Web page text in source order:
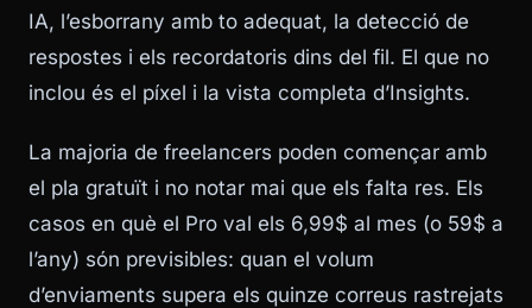
IA, l’esborrany amb to adequat, la detecció de
respostes i els recordatoris dins del fil. El que no
inclou és el píxel i la vista completa d’Insights.
La majoria de freelancers poden començar amb
el pla gratuït i no notar mai que els falta res. Els
casos en què el Pro val els 6,99$ al mes (o 59$ a
l’any) són previsibles: quan el volum
d’enviaments supera els quinze correus rastrejats